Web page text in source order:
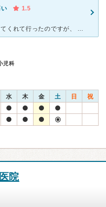
1.5
熱があり、主人が良い病院だと勧めてくれて行ったのですが、 他の病院に行っているのであればそちらでみてもらいなさいと言われました。 が渋々コロナの検査をしてくれました ただのかぜと言われて熱を下げる
児科
水 木 金 土 日 祝
院